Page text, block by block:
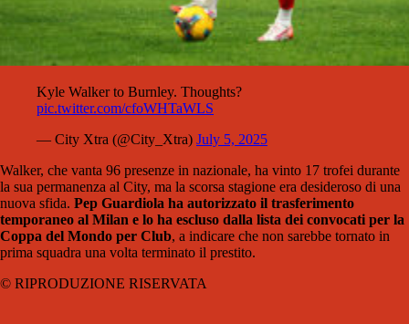
Kyle Walker to Burnley. Thoughts?
pic.twitter.com/cfoWHTaWLS
— City Xtra (@City_Xtra) July 5, 2025
Walker, che vanta 96 presenze in nazionale, ha vinto 17 trofei durante
la sua permanenza al City, ma la scorsa stagione era desideroso di una
nuova sfida. Pep Guardiola ha autorizzato il trasferimento
temporaneo al Milan e lo ha escluso dalla lista dei convocati per la
Coppa del Mondo per Club, a indicare che non sarebbe tornato in
prima squadra una volta terminato il prestito.
© RIPRODUZIONE RISERVATA